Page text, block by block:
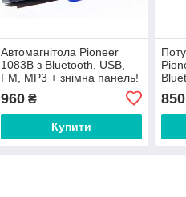
Автомагнітола Pioneer
1083B з Bluetooth, USB,
FM, MP3 + знімна панель!
960₴
Купити
850